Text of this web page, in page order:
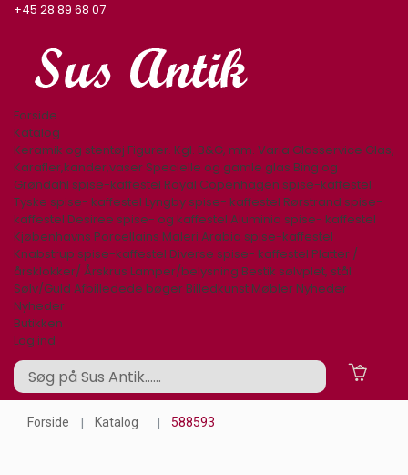
+45 28 89 68 07
Forside
Katalog
Keramik og stentøj Figurer. Kgl. B&G, mm. Varia Glasservice Glas,
Karafler,kander,vaser Specielle og gamle glas Bing og
Grøndahl spise-kaffestel Royal Copenhagen spise-kaffestel
Tyske spise- kaffestel Lyngby spise- kaffestel Rørstrand spise-
kaffestel Desiree spise- og kaffestel Aluminia spise- kaffestel
Kjøbenhavns Porcellains Maleri Arabia spise-kaffestel
Knabstrup spise-kaffestel Diverse spise- kaffestel Platter /
årsklokker/ Årskrus Lamper/belysning Bestik sølvplet, stål
Sølv/Guld Afbilledede bøger Billedkunst Møbler Nyheder
Nyheder
Butikken
Log ind
Forside Katalog 588593